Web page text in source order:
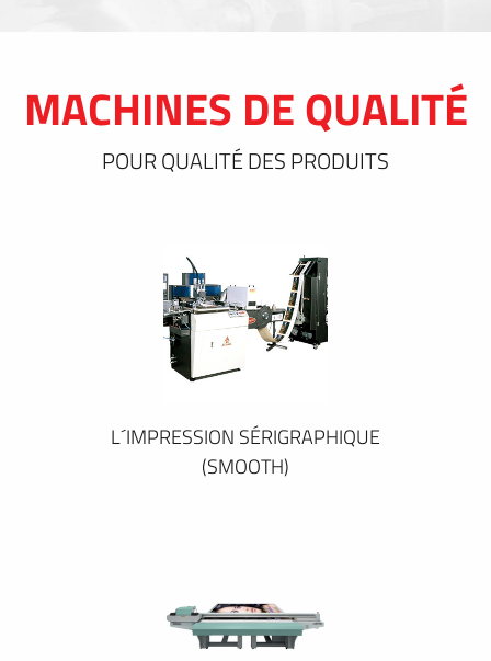
MACHINES DE QUALITÉ
POUR QUALITÉ DES PRODUITS
L´IMPRESSION SÉRIGRAPHIQUE
(SMOOTH)